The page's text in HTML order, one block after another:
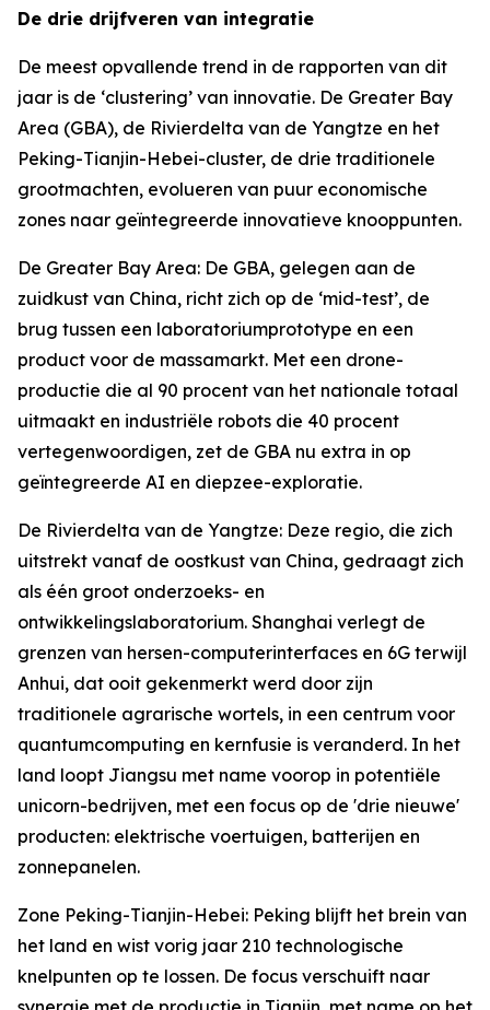
De drie drijfveren van integratie
De meest opvallende trend in de rapporten van dit
jaar is de ‘clustering’ van innovatie. De Greater Bay
Area (GBA), de Rivierdelta van de Yangtze en het
Peking-Tianjin-Hebei-cluster, de drie traditionele
grootmachten, evolueren van puur economische
zones naar geïntegreerde innovatieve knooppunten.
De Greater Bay Area: De GBA, gelegen aan de
zuidkust van China, richt zich op de ‘mid-test’, de
brug tussen een laboratoriumprototype en een
product voor de massamarkt. Met een drone-
productie die al 90 procent van het nationale totaal
uitmaakt en industriële robots die 40 procent
vertegenwoordigen, zet de GBA nu extra in op
geïntegreerde AI en diepzee-exploratie.
De Rivierdelta van de Yangtze: Deze regio, die zich
uitstrekt vanaf de oostkust van China, gedraagt zich
als één groot onderzoeks- en
ontwikkelingslaboratorium. Shanghai verlegt de
grenzen van hersen-computerinterfaces en 6G terwijl
Anhui, dat ooit gekenmerkt werd door zijn
traditionele agrarische wortels, in een centrum voor
quantumcomputing en kernfusie is veranderd. In het
land loopt Jiangsu met name voorop in potentiële
unicorn-bedrijven, met een focus op de 'drie nieuwe'
producten: elektrische voertuigen, batterijen en
zonnepanelen.
Zone Peking-Tianjin-Hebei: Peking blijft het brein van
het land en wist vorig jaar 210 technologische
knelpunten op te lossen. De focus verschuift naar